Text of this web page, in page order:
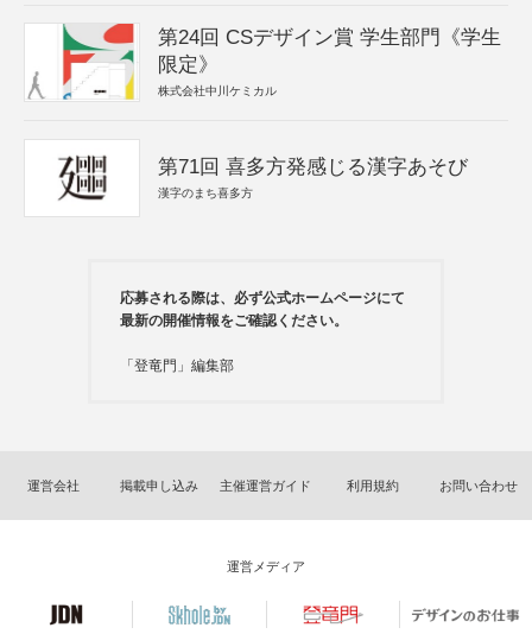
第24回 CSデザイン賞 学生部門《学生
限定》
株式会社中川ケミカル
第71回 喜多方発感じる漢字あそび
漢字のまち喜多方
応募される際は、必ず公式ホームページにて
最新の開催情報をご確認ください。
「登竜門」編集部
運営会社 掲載申し込み 主催運営ガイド 利用規約 お問い合わせ
運営メディア